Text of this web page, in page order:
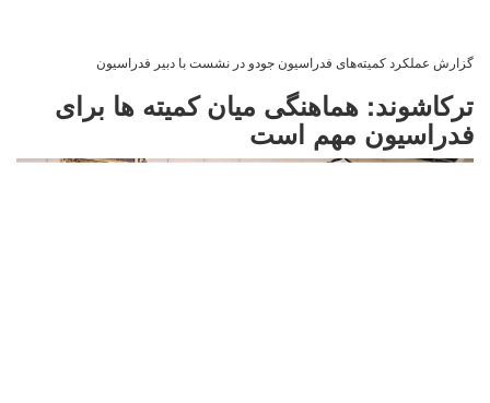
گزارش عملکرد کمیته‌های فدراسیون جودو در نشست با دبیر فدراسیون
ترکاشوند: هماهنگی میان کمیته ها برای
فدراسیون مهم است